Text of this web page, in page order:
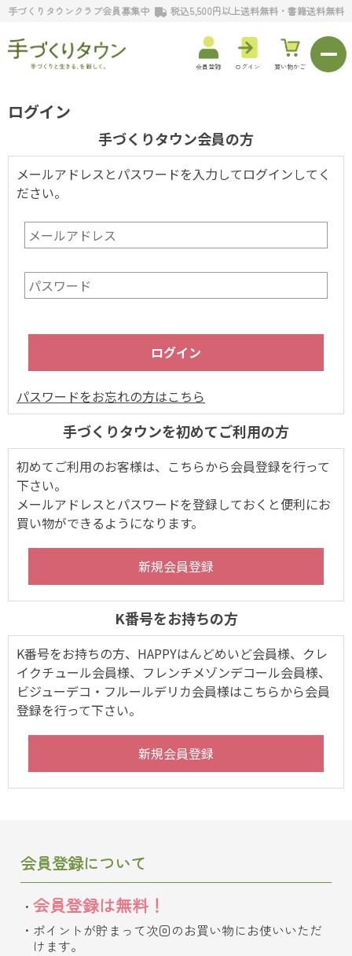
手づくりタウンクラブ会員募集中 税込5,500円以上送料無料・書籍送料無料
会員登録 ログイン 買い物かご
ログイン
手づくりタウン会員の方
メールアドレスとパスワードを入力してログインしてく
ださい。
パスワードをお忘れの方はこちら
手づくりタウンを初めてご利用の方
初めてご利用のお客様は、こちらから会員登録を行って
下さい。
メールアドレスとパスワードを登録しておくと便利にお
買い物ができるようになります。
K番号をお持ちの方
K番号をお持ちの方、HAPPYはんどめいど会員様、クレ
イクチュール会員様、フレンチメゾンデコール会員様、
ビジューデコ・フルールデリカ会員様はこちらから会員
登録を行って下さい。
会員登録について
会員登録は無料！
ポイントが貯まって次回のお買い物にお使いいただ
けます。